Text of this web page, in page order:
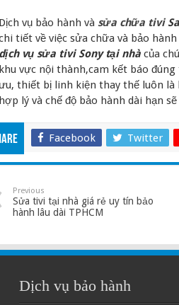
Dịch vụ bảo hành và sửa chữa tivi
tiết về việc sửa chữa và bảo
dịch vụ sửa tivi Sony tại nhàcủa
khu vực nội thành,cam kết báo
ưu, thiết bị linh kiện thay thế luôn là
hợp lý và chế độ bảo hành dài hạn
Facebook Twitter
Previous
Sửa tivi tại nhà giá rẻ uy tín bảo
hành lâu dài TPHCM
Dịch vụ bảo hành